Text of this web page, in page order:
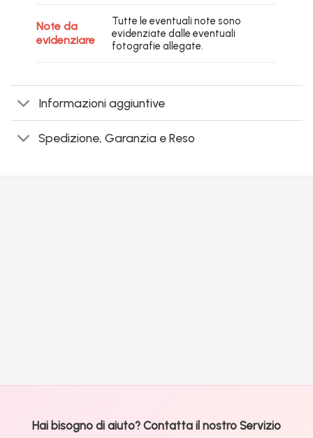
Note da
evidenziare
Tutte le eventuali note sono
evidenziate dalle eventuali
fotografie allegate.
Informazioni aggiuntive
Spedizione, Garanzia e Reso
Hai bisogno di aiuto? Contatta il nostro Servizio